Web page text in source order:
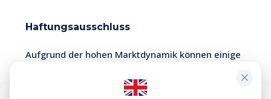
Haftungsausschluss
Aufgrund der hohen Marktdynamik können einige
Sie die Verfügbarkeit und Aktualität der